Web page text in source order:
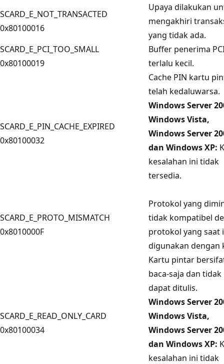
SCARD_E_NOT_TRANSACTED
0x80100016
Upaya dilakukan
mengakhiri
yang tidak ada.
SCARD_E_PCI_TOO_SMALL
0x80100019
Buffer penerima
terlalu kecil.
SCARD_E_PIN_CACHE_EXPIRED
0x80100032
Cache PIN kartu
telah kedaluwarsa.
Windows Server
Windows Vista,
Windows Server
dan Windows XP:
kesalahan ini tidak
tersedia.
SCARD_E_PROTO_MISMATCH
0x8010000F
Protokol yang
tidak kompatibel
protokol yang saat
digunakan dengan
SCARD_E_READ_ONLY_CARD
0x80100034
Kartu pintar
baca-saja dan tidak
dapat ditulis.
Windows Server
Windows Vista,
Windows Server
dan Windows XP:
kesalahan ini tidak